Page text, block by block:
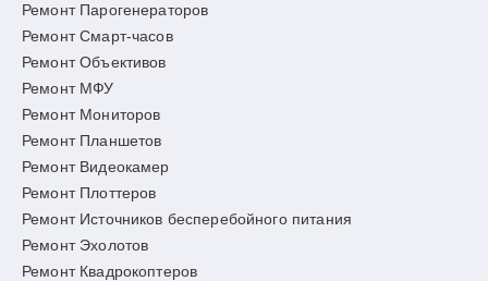
Ремонт Парогенераторов
Ремонт Смарт-часов
Ремонт Объективов
Ремонт МФУ
Ремонт Мониторов
Ремонт Планшетов
Ремонт Видеокамер
Ремонт Плоттеров
Ремонт Источников бесперебойного питания
Ремонт Эхолотов
Ремонт Квадрокоптеров